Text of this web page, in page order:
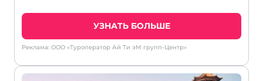
УЗНАТЬ БОЛЬШЕ
Реклама: ООО «Туроператор Ай Ти эМ групп-Центр»